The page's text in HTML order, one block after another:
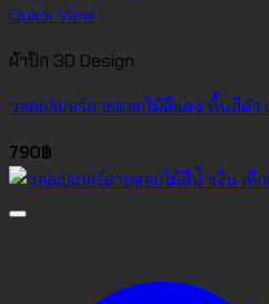
Quick View
ผ้าปัก 3D Design
วอลเปเปอร์ลายดอกไม้สีแดง พื้นสีดำ
790฿